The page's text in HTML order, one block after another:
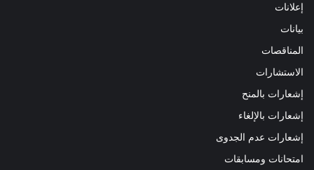
إعلانات
بيانات
المناقصات
الاستشارات
إشعارات بالمنح
إشعارات بالإلغاء
إشعارات عدم الجدوى
امتحانات ومسابقات